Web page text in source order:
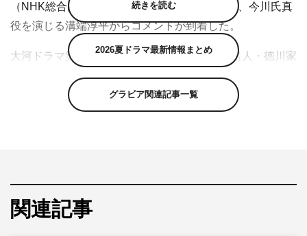
（NHK総合ほか 毎週日曜 午後8時ほか）で、今川氏真
役を演じる溝端淳平からコメントが到着した。
大河ドラマ第62作は、誰もが知る歴史上の有名人・徳川家
康の生涯を脚本家・古沢良太が新たな視点で描く『どうす
る家康』。ひとりの弱き少年が、乱世を終わらせた奇跡と
希望の物語だ。
命が大きく揺らぐ。
溝端淳平 コメント
続きを読む
2026夏ドラマ最新情報まとめ
グラビア関連記事一覧
関連記事